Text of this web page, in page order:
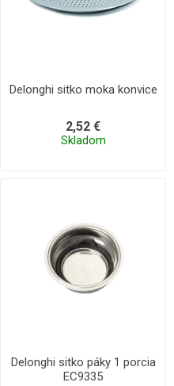
Delonghi sitko moka konvice
2,52 €
Skladom
Delonghi sitko páky 1 porcia
EC9335